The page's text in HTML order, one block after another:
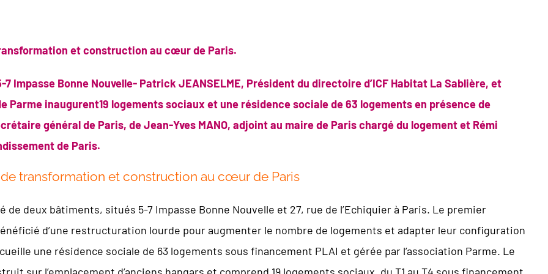
et construction au cœur de Paris.
7 Impasse Bonne Nouvelle- Patrick JEANSELME, Président du directoire d’ICF Habitat La Sablière, et
Parme inaugurent19 logements sociaux et une résidence sociale de 63 logements en présence de
général de Paris, de Jean-Yves MANO, adjoint au maire de Paris chargé du logement et Rémi
de Paris.
de transformation et construction au cœur de Paris
deux bâtiments, situés 5-7 Impasse Bonne Nouvelle et 27, rue de l’Echiquier à Paris. Le premier
d’une restructuration lourde pour augmenter le nombre de logements et adapter leur configuration
une résidence sociale de 63 logements sous financement PLAI et gérée par l’association Parme. Le